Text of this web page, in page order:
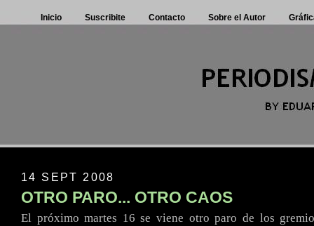
Inicio Suscribite Contacto Sobre el Autor
14 SEPT 2008
OTRO PARO... OTRO CAOS
El próximo martes 16 se viene otro paro de los